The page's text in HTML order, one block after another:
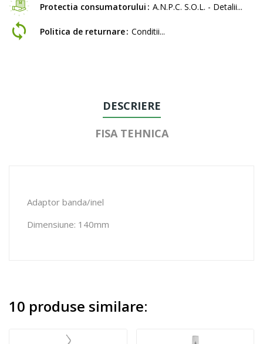
Protectia consumatorului A.N.P.C. S.O.L. - Detalii...
Politica de returnare Conditii...
DESCRIERE
FISA TEHNICA
Adaptor banda/inel
Dimensiune: 140mm
10 produse similare: